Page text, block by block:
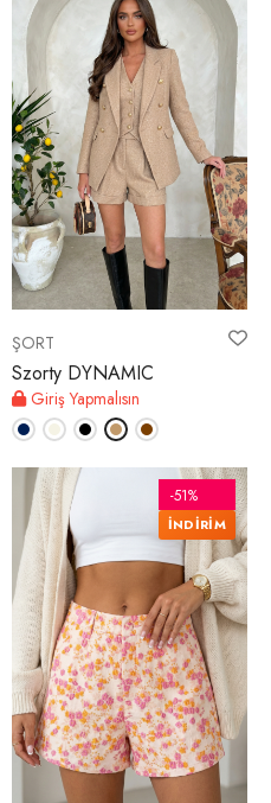
ŞORT
Szorty DYNAMIC
Giriş Yapmalısın
-51%
İNDİRİM